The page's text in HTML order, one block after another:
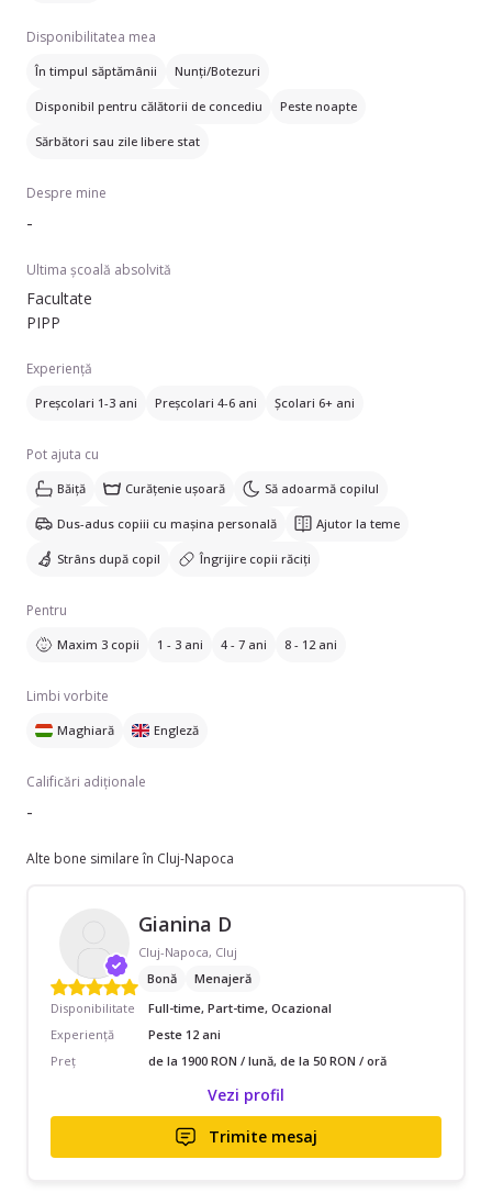
Disponibilitatea mea
În timpul săptămânii Nunți/Botezuri
Disponibil pentru călătorii de concediu Peste noapte
Sărbători sau zile libere stat
Despre mine
-
Ultima școală absolvită
Facultate
PIPP
Experiență
Preșcolari 1-3 ani Preșcolari 4-6 ani Școlari 6+ ani
Pot ajuta cu
Băiță Curățenie ușoară Să adoarmă copilul
Dus-adus copiii cu mașina personală Ajutor la teme
Strâns după copil Îngrijire copii răciți
Pentru
Maxim 3 copii 1 - 3 ani 4 - 7 ani 8 - 12 ani
Limbi vorbite
Maghiară Engleză
Calificări adiționale
-
Alte bone similare în Cluj-Napoca
Gianina D
Cluj-Napoca, Cluj
Bonă
Menajeră
Disponibilitate
Full-time, Part-time, Ocazional
Experiență
Peste 12 ani
Preț
de la 1900 RON / lună, de la 50 RON / oră
Vezi profil
Trimite mesaj